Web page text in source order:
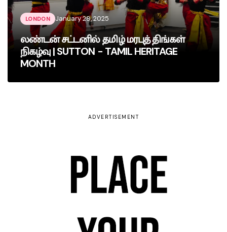
LONDON January 29, 2025
லண்டன் சட்டனில் தமிழ் மரபுத் திங்கள்
நிகழ்வு | SUTTON - TAMIL HERITAGE
MONTH
ADVERTISEMENT